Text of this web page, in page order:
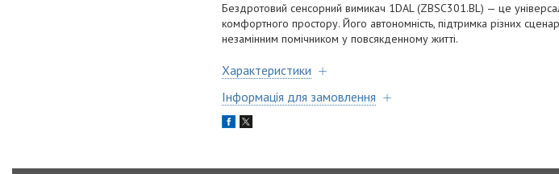
Бездротовий сенсорний вимикач 1DAL (ZBSC301.BL) — це
комфортного простору. Його автономність, підтримка різних
незамінним помічником у повсякденному житті.
Характеристики
Інформація для замовлення